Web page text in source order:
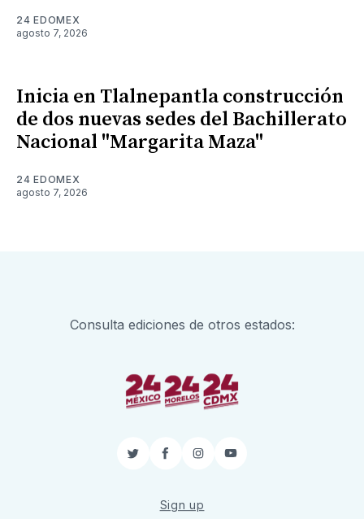
24 EDOMEX
agosto 7, 2026
Inicia en Tlalnepantla construcción
de dos nuevas sedes del Bachillerato
Nacional "Margarita Maza"
24 EDOMEX
agosto 7, 2026
Consulta ediciones de otros estados:
TwitterFacebook
InstagramYouTube
Sign up